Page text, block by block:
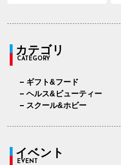
カテゴリ
CATEGORY
ギフト&フード
ヘルス&ビューティー
スクール&ホビー
イベント
EVENT